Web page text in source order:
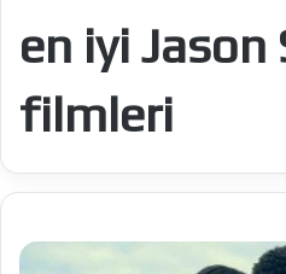
en iyi
filmleri